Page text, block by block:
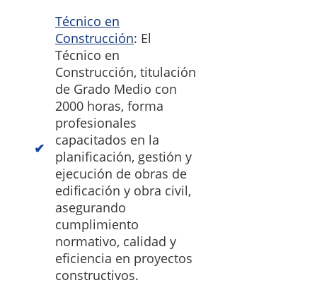
Técnico en
Construcción: El
Técnico en
Construcción, titulación
de Grado Medio con
2000 horas, forma
profesionales
capacitados en la
planificación, gestión y
ejecución de obras de
edificación y obra civil,
asegurando
cumplimiento
normativo, calidad y
eficiencia en proyectos
constructivos.